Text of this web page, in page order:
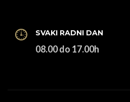
SVAKI RADNI DAN
08.00 do 17.00h